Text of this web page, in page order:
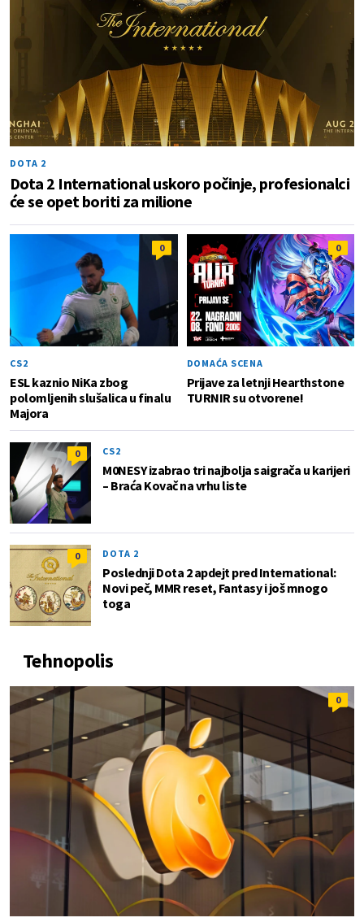
DOTA 2
Dota 2 International uskoro počinje, profesionalci
će se opet boriti za milione
0
CS2
ESL kaznio NiKa zbog
polomljenih slušalica u finalu
Majora
0
DOMAĆA SCENA
Prijave za letnji Hearthstone
TURNIR su otvorene!
0 CS2
M0NESY izabrao tri najbolja saigrača u karijeri
– Braća Kovač na vrhu liste
0 DOTA 2
Poslednji Dota 2 apdejt pred International:
Novi peč, MMR reset, Fantasy i još mnogo
toga
Tehnopolis
0